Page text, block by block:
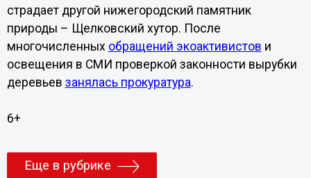
страдает другой нижегородский памятник
природы – Щелковский хутор. После
многочисленных обращений экоактивистов и
освещения в СМИ проверкой законности вырубки
деревьев занялась прокуратура.
6+
Еще в рубрике